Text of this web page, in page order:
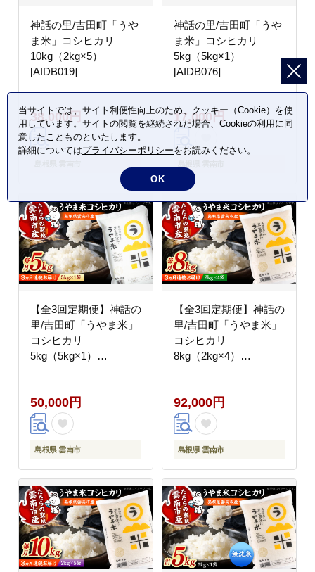
神話の里/吉田町「うや
ま米」コシヒカリ
10kg（2kg×5）
[AIDB019]
38,000円
神話の里/吉田町「うや
ま米」コシヒカリ
5kg（5kg×1）
[AIDB076]
17,000円
【全3回定期便】神話の
里/吉田町「うやま米」
コシヒカリ
5kg（5kg×1）
50,000円
島根県 雲南市
【全3回定期便】神話の
里/吉田町「うやま米」
コシヒカリ
8kg（2kg×4）
92,000円
島根県 雲南市
当サイトでは、サイト利便性向上のため、クッキー（Cookie）を使
用しています。サイトの閲覧を継続された場合、Cookieの利用に同
意したことものといたします。
詳細についてはプライバシーポリシーをお読みください。
OK